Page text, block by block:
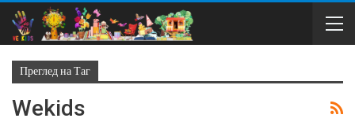
Преглед на Таг
Wekids